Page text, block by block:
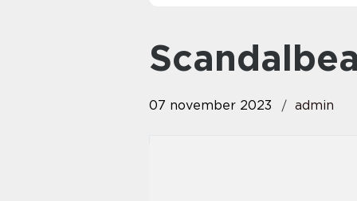
07 november 2023 admin